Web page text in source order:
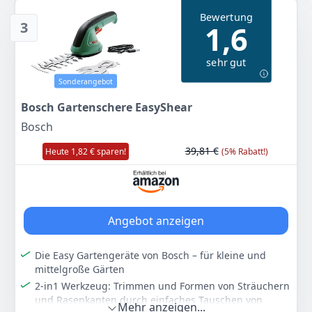
Patentiertes Bosch Anti-Blockier-System – kein
Verklemmen bei dickeren Ästen
POWER FOR ALL ALLIANCE: 1 AKKU, ​10+ MARKEN, ​150+
GERÄTE.​
Lieferumfang: AdvancedShear 18V-10, 1x 2,0-Ah-Akku,
Grasscherenmesser, Karton
Grasschere 18 Volt | 1 Akku Bosch 2,45 kg
99 €
169,99 €-42%
Anzeigen
3
Sonderangebot
Bewertung
1,6
sehr gut
Bosch Gartenschere EasyShear
Bosch
Heute 1,82 € sparen! 39,81 € (5% Rabatt!)
Angebot anzeigen
Die Easy Gartengeräte von Bosch – für kleine und
mittelgroße Gärten
2-in1 Werkzeug: Trimmen und Formen von Sträuchern
und Rasenkanten durch einfaches Tauschen von
Mehr anzeigen...